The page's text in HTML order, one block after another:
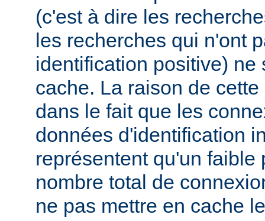
(c'est à dire les
les recherches qui n'ont
identification positive) ne
cache. La raison de
dans le fait que les
données d'identification
représentent qu'un faible
nombre total de
ne pas mettre en cache